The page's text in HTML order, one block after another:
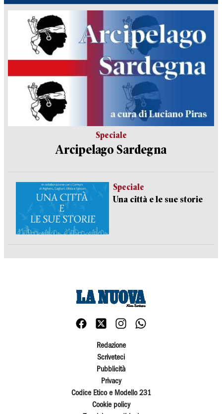
Speciale
Arcipelago Sardegna
Speciale
Una città e le sue storie
Redazione
Scriveteci
Pubblicità
Privacy
Codice Etico e Modello 231
Cookie policy